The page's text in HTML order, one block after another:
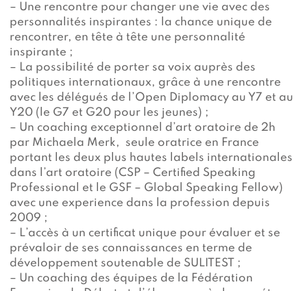
– Une rencontre pour changer une vie avec des
personnalités inspirantes : la chance unique de
rencontrer, en tête à tête une personnalité
inspirante ;
– La possibilité de porter sa voix auprès des
politiques internationaux, grâce à une rencontre
avec les délégués de l’Open Diplomacy au Y7 et au
Y20 (le G7 et G20 pour les jeunes) ;
– Un coaching exceptionnel d’art oratoire de 2h
par Michaela Merk, seule oratrice en France
portant les deux plus hautes labels internationales
dans l’art oratoire (CSP – Certified Speaking
Professional et le GSF – Global Speaking Fellow)
avec une experience dans la profession depuis
2009 ;
– L’accès à un certificat unique pour évaluer et se
prévaloir de ses connaissances en terme de
développement soutenable de SULITEST ;
– Un coaching des équipes de la Fédération